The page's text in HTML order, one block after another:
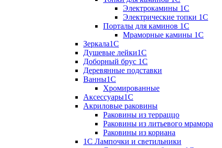
Электрокамины 1С
Электрические топки 1C
Порталы для каминов 1С
Мраморные камины 1C
Зеркала1С
Душевые лейки1С
Доборный брус 1С
Деревянные подставки
Ванны1С
Хромированные
Аксессуары1С
Акриловые раковины
Раковины из терраццо
Раковины из литьевого мрамора
Раковины из кориана
1С Лампочки и светильники